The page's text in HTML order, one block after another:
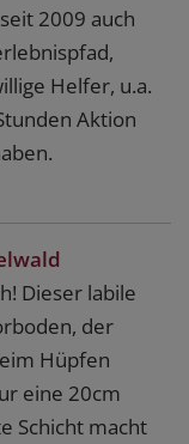
2009 auch
Helfer, u.a.
Aktion
Dieser labile
der
Hüpfen
eine 20cm
Schicht macht